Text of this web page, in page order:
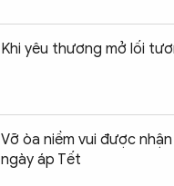
Khi yêu thương mở lối
Vỡ òa niềm vui được
ngày áp Tết